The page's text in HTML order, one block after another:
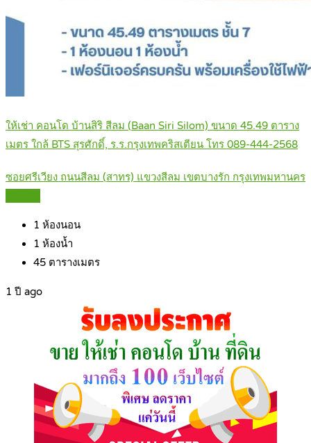
ให้เช่า คอนโด บ้านสิริ สีลม (Baan Siri Silom) ขนาด 45.49 ตาราง
เมตร ใกล้ BTS สุรศักดิ์, ร.ร.กรุงเทพคริสเตียน โทร 089-444-2568
ซอยศรีเวียง ถนนสีลม (สาทร) แขวงสีลม เขตบางรัก กรุงเทพมหานคร
1 ห้องนอน
1 ห้องน้ำ
45 ตารางเมตร
1 ปี ago